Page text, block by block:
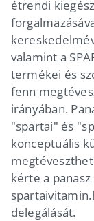
étrendi
valamint a
termékei és
fenn
irányában.
"spartai" és
konceptuális
kérte a
delegálását.